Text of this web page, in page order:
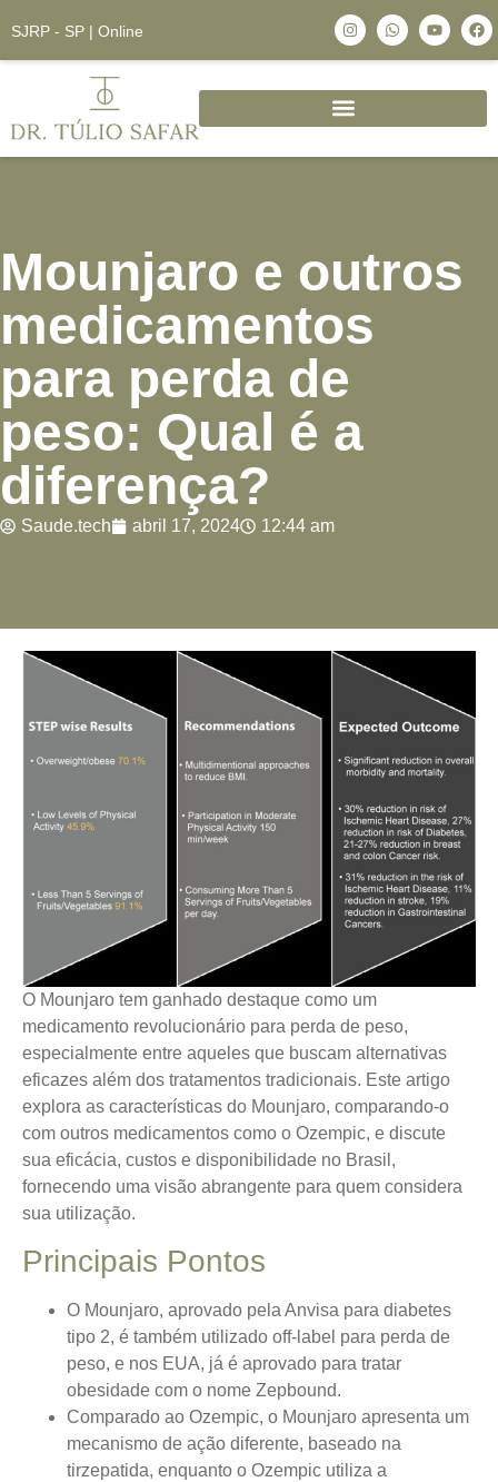
SJRP - SP | Online
Mounjaro e outros
medicamentos
para perda de
peso: Qual é a
diferença?
Saude.tech abril 17, 2024 12:44 am
O Mounjaro tem ganhado destaque como um
medicamento revolucionário para perda de peso,
especialmente entre aqueles que buscam alternativas
eficazes além dos tratamentos tradicionais. Este artigo
explora as características do Mounjaro, comparando-o
com outros medicamentos como o Ozempic, e discute
sua eficácia, custos e disponibilidade no Brasil,
fornecendo uma visão abrangente para quem considera
sua utilização.
Principais Pontos
O Mounjaro, aprovado pela Anvisa para diabetes
tipo 2, é também utilizado off-label para perda de
peso, e nos EUA, já é aprovado para tratar
obesidade com o nome Zepbound.
Comparado ao Ozempic, o Mounjaro apresenta um
mecanismo de ação diferente, baseado na
tirzepatida, enquanto o Ozempic utiliza a